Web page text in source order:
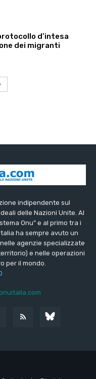
d’intesa
dei migranti
indipendente sul
delle Nazioni Unite. Al
Onu” e al primo tra i
ha sempre avuto un
agenzie specializzate
e nelle operazioni
per il mondo.